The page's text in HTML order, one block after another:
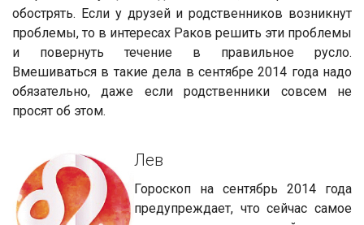
обострять. Если у друзей и родственников возникнут
проблемы, то в интересах Раков решить эти проблемы
и повернуть течение в правильное русло.
Вмешиваться в такие дела в сентябре 2014 года надо
обязательно, даже если родственники совсем не
просят об этом.
Лев
Гороскоп на сентябрь 2014 года
предупреждает, что сейчас самое